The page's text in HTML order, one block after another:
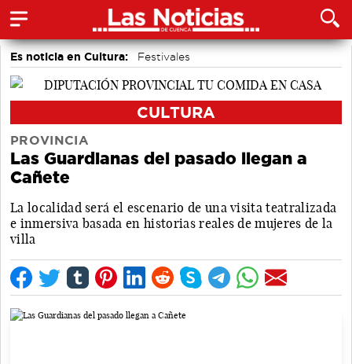
Es noticia en Cultura:
Festivales
Actividades culturales en Cuenca
CULTURA
PROVINCIA
Las Guardianas del pasado llegan a
Cañete
La localidad será el escenario de una visita teatralizada
e inmersiva basada en historias reales de mujeres de la
villa